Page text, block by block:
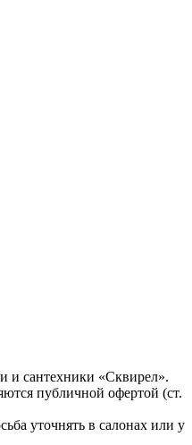
и сантехники «Сквирел».
публичной офертой (ст.
уточнять в салонах или у